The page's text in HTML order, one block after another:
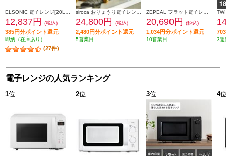
12,837円 (税込)
385円分ポイント還元
即納（在庫あり）
(27件)
24,800円 (税込)
2,480円分ポイント還元
5営業日
20,690円 (税込)
1,034円分ポイント還元
10営業日 3週
電子レンジの人気ランキング
1位 2位 3位 4